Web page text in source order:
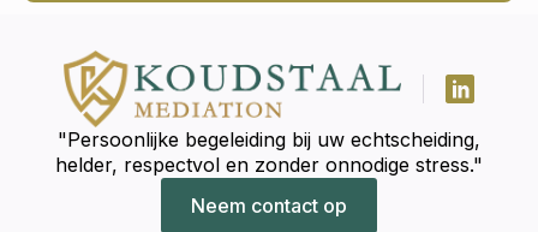
"Persoonlijke begeleiding bij uw echtscheiding,
helder, respectvol en zonder onnodige stress."
Neem contact op